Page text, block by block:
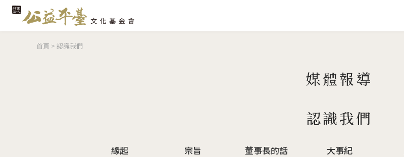
您在這裡
首頁 > 認識我們
媒體報導
認識我們
緣起 宗旨 董事長的話 大事紀